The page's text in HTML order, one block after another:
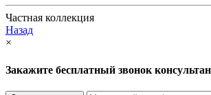
Частная коллекция
Назад
×
Закажите бесплатный звонок